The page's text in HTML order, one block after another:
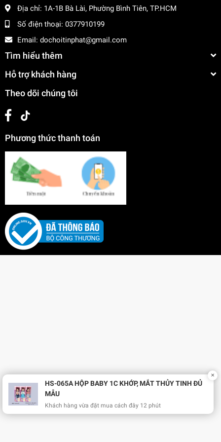
Búp bê phủ nhung
Chất liệu:
Nhựa cao cấp phủ lông nhung, trang phục
vải mềm
Kích thước nhân vật:
cm
Kích thước đóng hộp:
Bộ sản phẩm bao gồm:
Độ tuổi phù hợp: 3+
Hướng Dẫn Sử Dụng
Mở hộp nhẹ nhàng và lấy các nhân vật gia đình chó
ra ngoài.
Hướng dẫn bé điều chỉnh các vị trí khớp tay, chân,
đầu để tạo dáng cho nhân vật.
Bé có thể kết hợp gia đình chó với các mô hình nhà
trong gia đình.
Kích thích trí tưởng tượng & Ngôn ngữ:
sáng tạo các câu chuyện nhập vai sinh động, qua đó
Địa chỉ: 1A-1B Bà Lài, Phường Bình Tiên, TP.HCM
Số điện thoại: 0377910199
Email: dochoitinphat@gmail.com
Tìm hiểu thêm
Hỗ trợ khách hàng
Theo dõi chúng tôi
Phương thức thanh toán
HS-065A HỘP BABY 1C KHỚP, MẮT THỦY TINH ĐỦ
MẪU
Khách hàng vừa đặt mua cách đây 12 phút
✕